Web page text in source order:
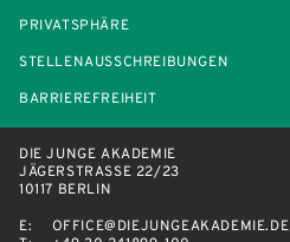
PRIVATSPHÄRE
STELLENAUSSCHREIBUNGEN
BARRIEREFREIHEIT
DIE JUNGE AKADEMIE
JÄGERSTRASSE 22/23
10117 BERLIN
E:
OFFICE@DIEJUNGEAKADEMIE.DE